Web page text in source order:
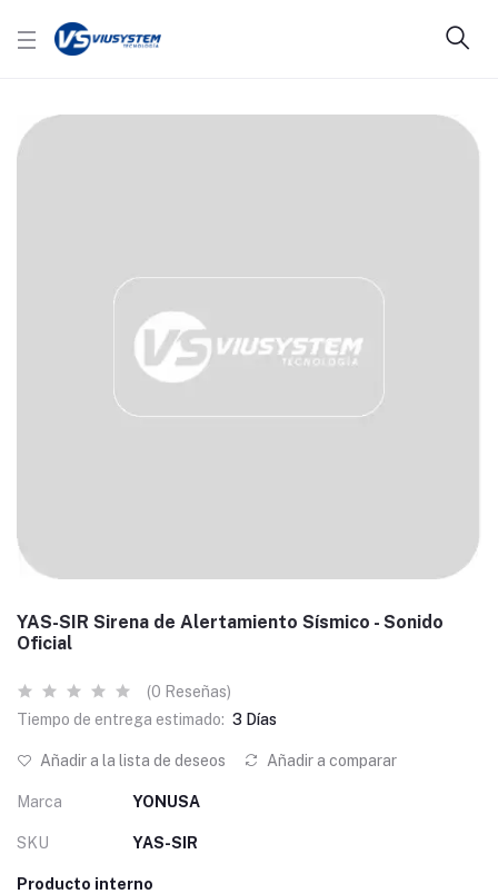
YAS-SIR Sirena de Alertamiento Sísmico - Sonido
Oficial
(0 Reseñas)
Tiempo de entrega estimado: 3 Días
Añadir a la lista de deseos Añadir a comparar
Marca YONUSA
SKU YAS-SIR
Producto interno